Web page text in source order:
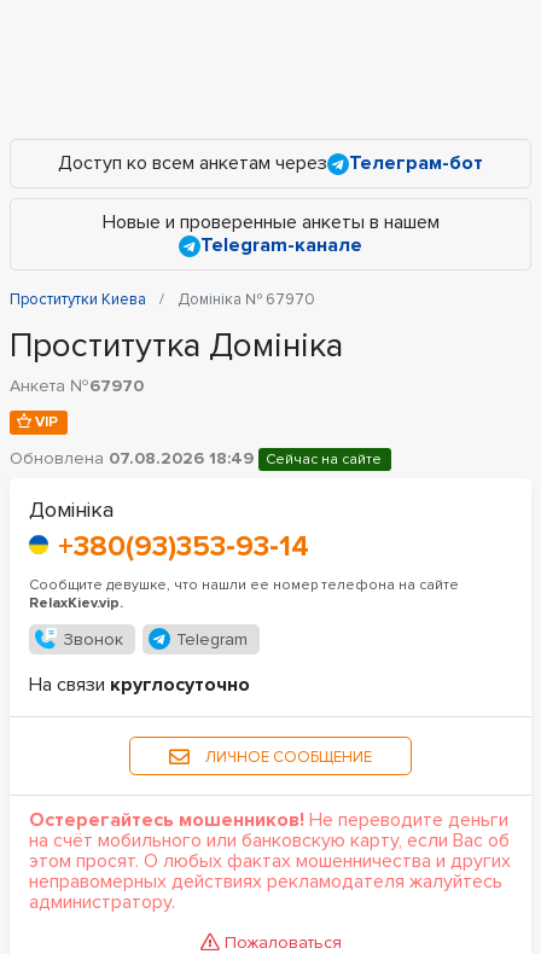
Доступ ко всем анкетам через Телеграм-бот
Новые и проверенные анкеты в нашем
Telegram-канале
Проститутки Киева Домініка № 67970
Проститутка Домініка
Анкета №67970
VIP
Обновлена 07.08.2026 18:49 Сейчас на сайте
Домініка
+380(93)353-93-14
Сообщите девушке, что нашли ее номер телефона на сайте
RelaxKiev.vip.
Звонок Telegram
На связи круглосуточно
ЛИЧНОЕ СООБЩЕНИЕ
Остерегайтесь мошенников! Не переводите деньги
на счёт мобильного или банковскую карту, если Вас об
этом просят. О любых фактах мошенничества и других
неправомерных действиях рекламодателя жалуйтесь
администратору.
Пожаловаться